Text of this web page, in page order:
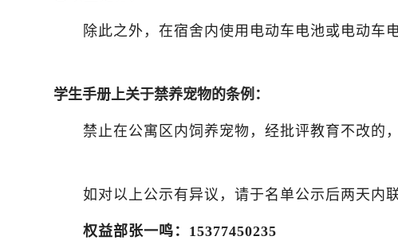
除此之外，在宿舍内使用电动车电池或电动车
学生手册上关于禁养宠物的条例：
禁止在公寓区内饲养宠物，经批评教育不改的
如对以上公示有异议，请于名单公示后两天内
权益部张一鸣 ： 15377450235